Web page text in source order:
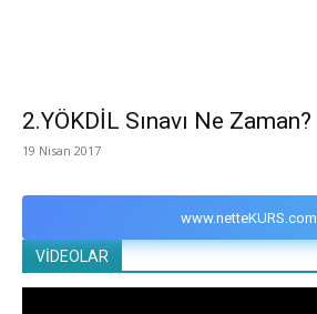
2.YÖKDİL Sınavı Ne Zaman?
19 Nisan 2017
www.netteKURS.com
VİDEOLAR